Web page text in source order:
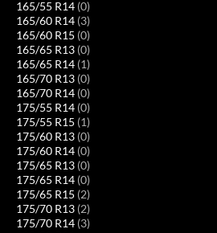
165/55 R14 (0)
165/60 R14 (3)
165/60 R15 (0)
165/65 R13 (0)
165/65 R14 (1)
165/70 R13 (0)
165/70 R14 (0)
175/55 R14 (0)
175/55 R15 (1)
175/60 R13 (0)
175/60 R14 (0)
175/65 R13 (0)
175/65 R14 (0)
175/65 R15 (2)
175/70 R13 (2)
175/70 R14 (3)